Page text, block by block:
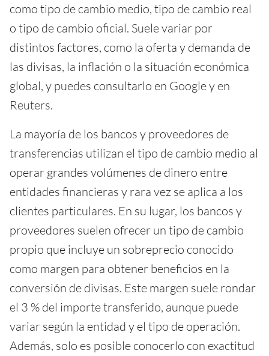
como tipo de cambio medio, tipo de cambio real
o tipo de cambio oficial. Suele variar por
distintos factores, como la oferta y demanda de
las divisas, la inflación o la situación económica
global, y puedes consultarlo en Google y en
Reuters.
La mayoría de los bancos y proveedores de
transferencias utilizan el tipo de cambio medio al
operar grandes volúmenes de dinero entre
entidades financieras y rara vez se aplica a los
clientes particulares. En su lugar, los bancos y
proveedores suelen ofrecer un tipo de cambio
propio que incluye un sobreprecio conocido
como margen para obtener beneficios en la
conversión de divisas. Este margen suele rondar
el 3 % del importe transferido, aunque puede
variar según la entidad y el tipo de operación.
Además, solo es posible conocerlo con exactitud